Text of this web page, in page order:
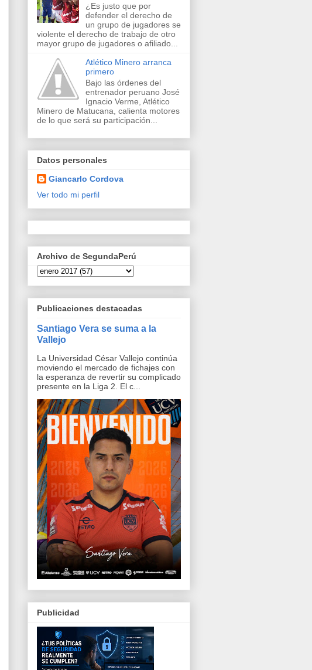
¿Es justo que por
defender el derecho de
un grupo de jugadores se
violente el derecho de trabajo de otro
mayor grupo de jugadores o afiliado...
Atlético Minero arranca
primero
Bajo las órdenes del
entrenador peruano José
Ignacio Verme, Atlético
Minero de Matucana, calienta motores
de lo que será su participación...
Datos personales
Giancarlo Cordova
Ver todo mi perfil
Archivo de SegundaPerú
Publicaciones destacadas
Santiago Vera se suma a la
Vallejo
La Universidad César Vallejo continúa
moviendo el mercado de fichajes con
la esperanza de revertir su complicado
presente en la Liga 2. El c...
Publicidad